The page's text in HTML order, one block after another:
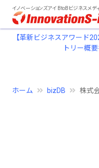
イノベーションズアイ BtoBビジネスメデ
【革新ビジネスアワード
トリー概
ホーム bizDB 株式